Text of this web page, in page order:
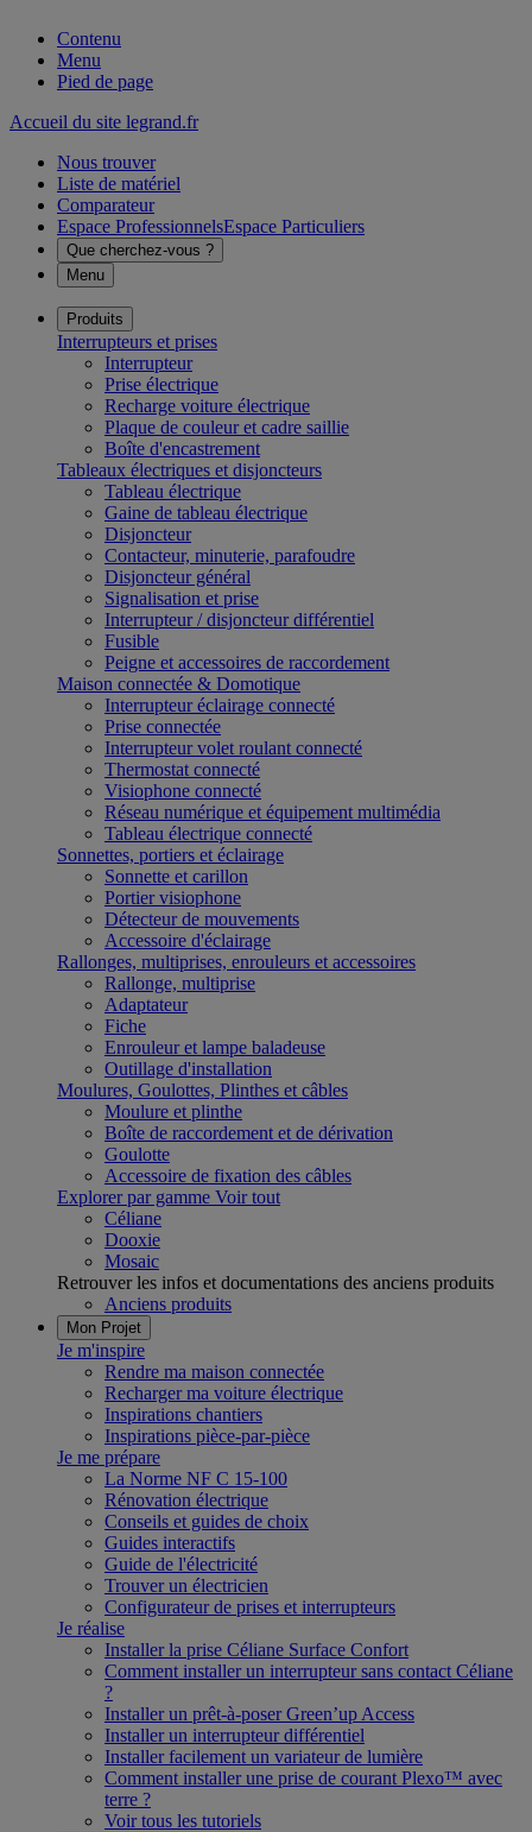
Contenu
Menu
Pied de page
Accueil du site legrand.fr
Nous trouver
Liste de matériel
Comparateur
Espace ProfessionnelsEspace Particuliers
Que cherchez-vous ?
Menu
Produits
Interrupteurs et prises
Interrupteur
Prise électrique
Recharge voiture électrique
Plaque de couleur et cadre saillie
Boîte d'encastrement
Tableaux électriques et disjoncteurs
Tableau électrique
Gaine de tableau électrique
Disjoncteur
Contacteur, minuterie, parafoudre
Disjoncteur général
Signalisation et prise
Interrupteur / disjoncteur différentiel
Fusible
Peigne et accessoires de raccordement
Maison connectée & Domotique
Interrupteur éclairage connecté
Prise connectée
Interrupteur volet roulant connecté
Thermostat connecté
Visiophone connecté
Réseau numérique et équipement multimédia
Tableau électrique connecté
Sonnettes, portiers et éclairage
Sonnette et carillon
Portier visiophone
Détecteur de mouvements
Accessoire d'éclairage
Rallonges, multiprises, enrouleurs et accessoires
Rallonge, multiprise
Adaptateur
Fiche
Enrouleur et lampe baladeuse
Outillage d'installation
Moulures, Goulottes, Plinthes et câbles
Moulure et plinthe
Boîte de raccordement et de dérivation
Goulotte
Accessoire de fixation des câbles
Explorer par gamme Voir tout
Céliane
Dooxie
Mosaic
Retrouver les infos et documentations des anciens produits
Anciens produits
Mon Projet
Je m'inspire
Rendre ma maison connectée
Recharger ma voiture électrique
Inspirations chantiers
Inspirations pièce-par-pièce
Je me prépare
La Norme NF C 15-100
Rénovation électrique
Conseils et guides de choix
Guides interactifs
Guide de l'électricité
Trouver un électricien
Configurateur de prises et interrupteurs
Je réalise
Installer la prise Céliane Surface Confort
Comment installer un interrupteur sans contact Céliane
?
Installer un prêt-à-poser Green’up Access
Installer un interrupteur différentiel
Installer facilement un variateur de lumière
Comment installer une prise de courant Plexo™ avec
terre ?
Voir tous les tutoriels